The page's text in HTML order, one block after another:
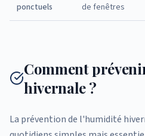
ponctuels
de fenêtres
Comment
hivernale ?
La prévention de l'humidité